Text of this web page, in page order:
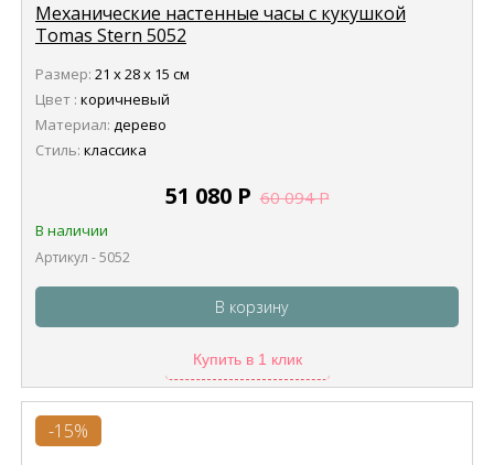
Механические настенные часы с кукушкой
Tomas Stern 5052
Размер: 21 х 28 х 15 см
Цвет : коричневый
Материал: дерево
Стиль: классика
51 080 Р 60 094Р
В наличии
Артикул - 5052
В корзину
Купить в 1 клик
-15%